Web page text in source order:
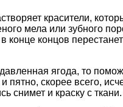
красители,
мела или зубного
концов
ягода, то
скорее всего,
снимет и краску с ткани.